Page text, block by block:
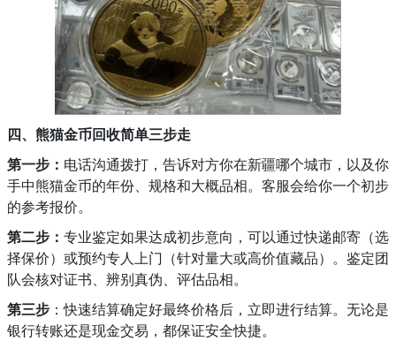
四、熊猫金币回收简单三步走
第一步： 电话沟通拨打，告诉对方你在新疆哪个城市，以及你
手中熊猫金币的年份、规格和大概品相。客服会给你一个初步
的参考报价。
第二步： 专业鉴定如果达成初步意向，可以通过快递邮寄（选
择保价）或预约专人上门（针对量大或高价值藏品）。鉴定团
队会核对证书、辨别真伪、评估品相。
第三步 ：快速结算确定好最终价格后，立即进行结算。无论是
银行转账还是现金交易，都保证安全快捷。